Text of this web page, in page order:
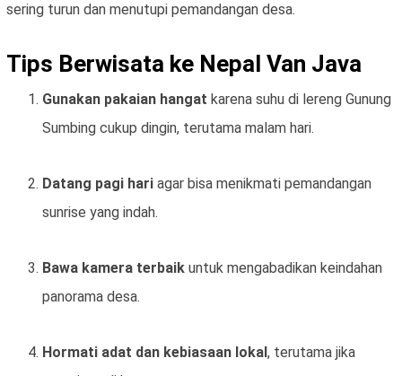
sering turun dan menutupi pemandangan desa.
Tips Berwisata ke Nepal Van Java
Gunakan pakaian hangat karena suhu di lereng Gunung
Sumbing cukup dingin, terutama malam hari.
Datang pagi hari agar bisa menikmati pemandangan
sunrise yang indah.
Bawa kamera terbaik untuk mengabadikan keindahan
panorama desa.
Hormati adat dan kebiasaan lokal, terutama jika